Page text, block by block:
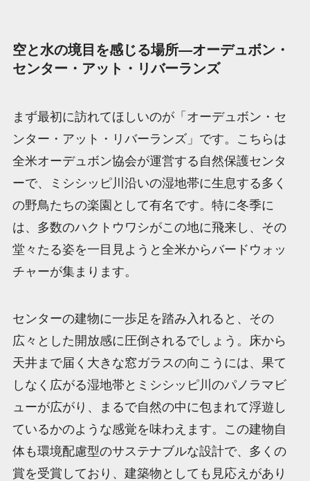
空と水の境目を感じる場所—オーデュボン・
センター・アット・リバーランズ
まず最初に訪れてほしいのが「オーデュボン・セ
ンター・アット・リバーランズ」です。こちらは
全米オーデュボン協会が運営する自然保護センタ
ーで、ミシシッピ川沿いの湿地帯に生息する多く
の野鳥たちの楽園として有名です。特に冬季に
は、多数のハクトウワシがこの地に飛来し、その
堂々たる姿を一目見ようと全米からバードウォッ
チャーが集まります。
センターの建物に一歩足を踏み入れると、その
広々とした開放感に圧倒されるでしょう。床から
天井まで届く大きな窓ガラスの向こうには、果て
しなく広がる湿地帯とミシシッピ川のパノラマビ
ューが広がり、まるで自然の中に包まれて浮遊し
ているかのような感覚を味わえます。この建物自
体も環境配慮型のサステナブルな設計で、多くの
賞を受賞しており、建築物としても見応えがあり